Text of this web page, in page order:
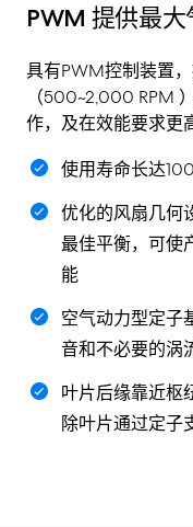
PWM 提供最
具有PWM控制装置
（500~2,000 RPM
作，及在效能要求更
使用寿命长达
优化的风扇几何
最佳平衡，可使
能
空气动力型定子
音和不必要的涡
叶片后缘靠近枢
除叶片通过定子